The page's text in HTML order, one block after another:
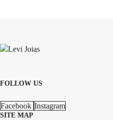
FOLLOW US
Facebook Instagram
SITE MAP